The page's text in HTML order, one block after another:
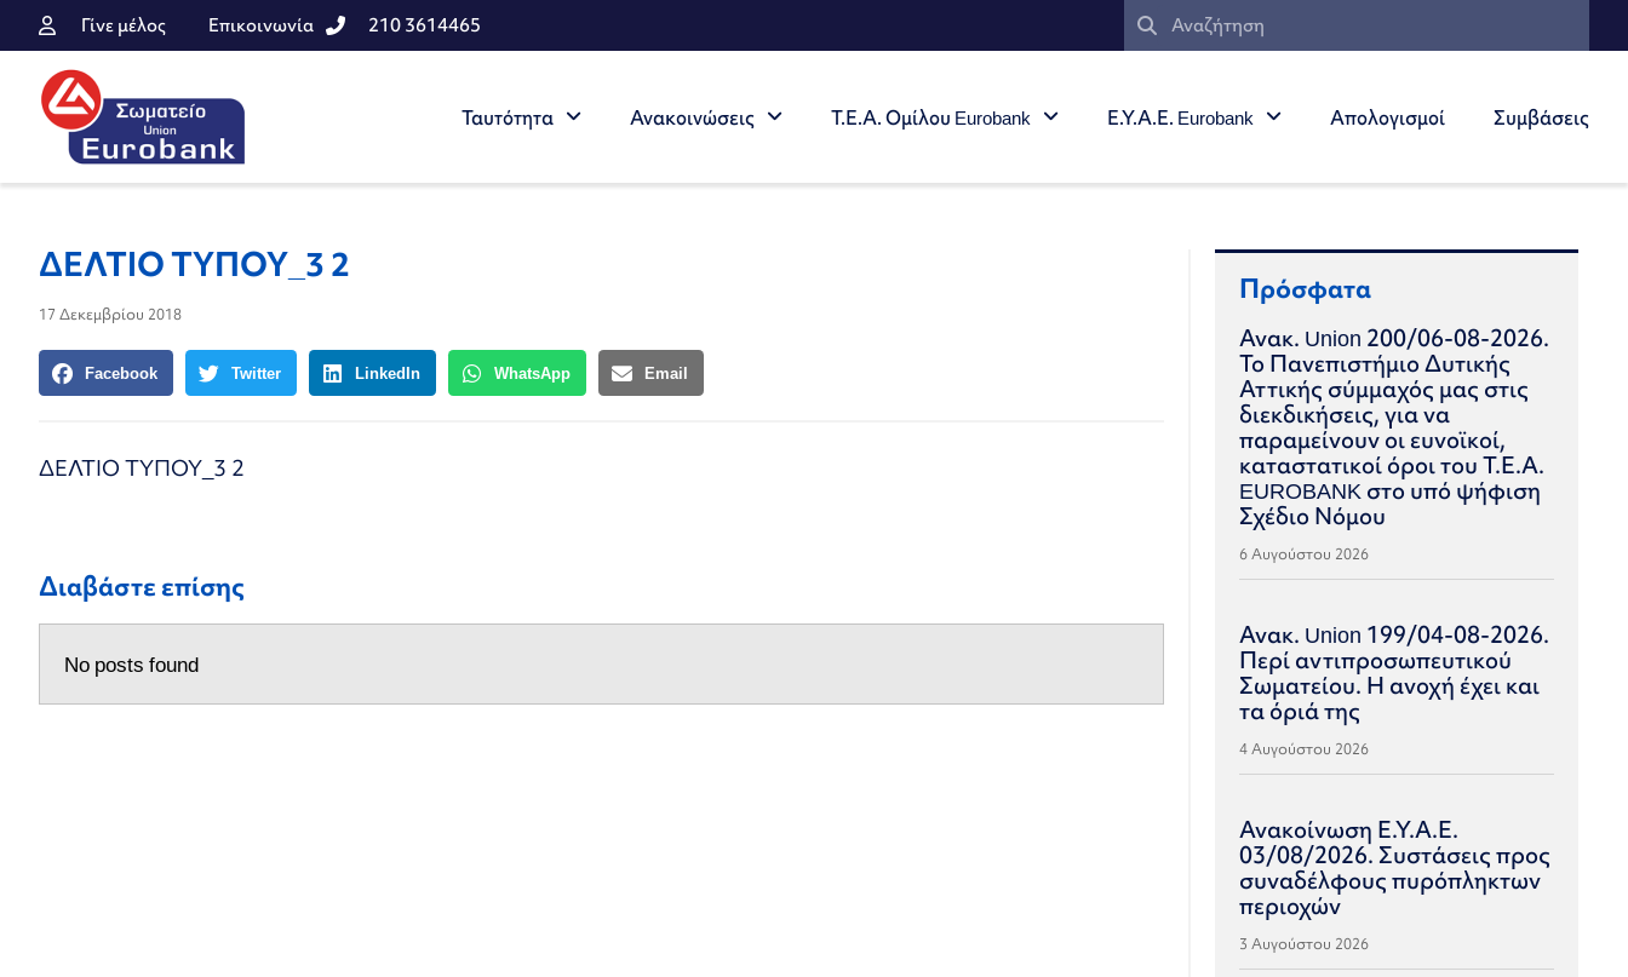
Γίνε μέλος Επικοινωνία 210 3614465
Ταυτότητα Ανακοινώσεις Τ.Ε.Α. Ομίλου Eurobank Ε.Υ.Α.Ε. Eurobank Απολογισμοί Συμβάσεις
ΔΕΛΤΙΟ ΤΥΠΟΥ_3 2
17 Δεκεμβρίου 2018
Facebook Twitter LinkedIn WhatsApp Email
ΔΕΛΤΙΟ ΤΥΠΟΥ_3 2
Διαβάστε επίσης
No posts found
Πρόσφατα
Ανακ. Union 200/06-08-2026.
Το Πανεπιστήμιο Δυτικής
Αττικής σύμμαχός μας στις
διεκδικήσεις, για να
παραμείνουν οι ευνοϊκοί,
καταστατικοί όροι του Τ.Ε.Α.
EUROBANK στο υπό ψήφιση
Σχέδιο Νόμου
6 Αυγούστου 2026
Ανακ. Union 199/04-08-2026.
Περί αντιπροσωπευτικού
Σωματείου. Η ανοχή έχει και
τα όριά της
4 Αυγούστου 2026
Ανακοίνωση Ε.Υ.Α.Ε.
03/08/2026. Συστάσεις προς
συναδέλφους πυρόπληκτων
περιοχών
3 Αυγούστου 2026